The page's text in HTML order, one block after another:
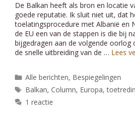
De Balkan heeft als bron en locatie
goede reputatie. Ik sluit niet uit, dat
toelatingsprocedure met Albanië en
de EU een van de stappen is die bij
bijgedragen aan de volgende oorlog
de snelle uitbreiding van de … Lees
Categorieën
Alle berichten, Bespiegelingen
Tags
Balkan, Column, Europa,
1 reactie